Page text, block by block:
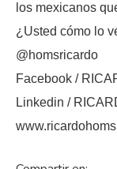
los mexicanos
¿Usted cómo lo
@homsricardo
Facebook /
Linkedin /